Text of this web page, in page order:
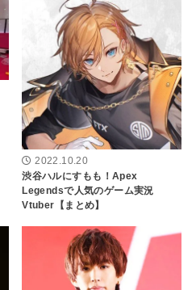
2022.10.20
渋谷ハルにすもも！Apex
Legendsで人気のゲーム実況
Vtuber【まとめ】